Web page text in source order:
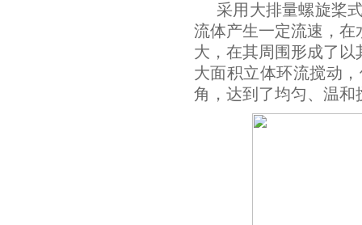
采用大排量螺旋桨
流体产生一定流速，
大，在其周围形成了
大面积立体环流搅动
角，达到了均匀、温